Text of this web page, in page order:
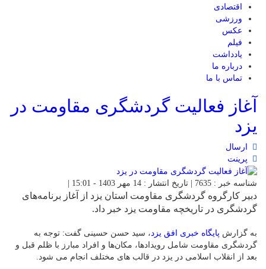
اقتصادی
ورزشی
عکس
فیلم
یادداشت
درباره ما
تماس با ما
آغاز فعالیت گردشگری مقاومت در
یزد
ارسال
پرینت
شناسه خبر : 7635 | تاریخ انتشار : 14 مهر 1403 - 15:01 |
دبیر کارگروه گردشگری مقاومت استان یزد از آغاز برنامه‌های
گردشگری در تاریخچه مقاومت یزد خبر داد.
به گزارش پایگاه خبری افق یزد ، سید حسن حسینی گفت: توجه به
گردشگری مقاومت شامل رویدادها، مکان‌ها و افراد مبارز با ظلم قبل و
بعد از انقلاب اسلامی در یزد در قالب های مختلف انجام می شود‌.